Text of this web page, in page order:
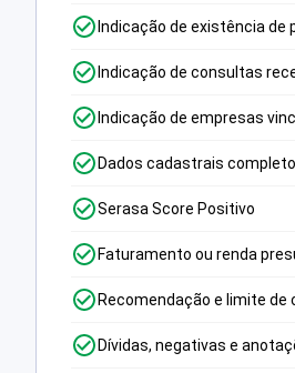
Indicação de existência de
Indicação de consultas
Indicação de empresas
Dados cadastrais
Serasa Score Positivo
Faturamento ou renda
Recomendação e limite de
Dívidas, negativas e